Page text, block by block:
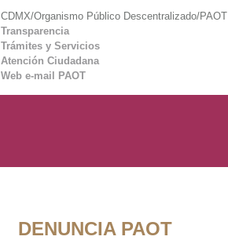
CDMX/Organismo Público Descentralizado/PAOT
Transparencia
Trámites y Servicios
Atención Ciudadana
Web e-mail PAOT
DENUNCIA PAOT